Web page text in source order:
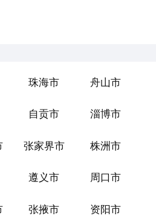
珠海市 舟山市
自贡市 淄博市
张家界市 株洲市
遵义市 周口市
张掖市 资阳市